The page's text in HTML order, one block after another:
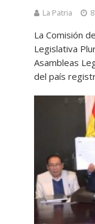
La Patria
La Comisión
Legislativa
Asambleas
del país